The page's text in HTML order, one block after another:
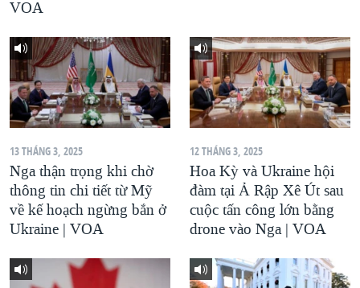
VOA
13 THÁNG 3, 2025
Nga thận trọng khi chờ
thông tin chi tiết từ Mỹ
về kế hoạch ngừng bắn ở
Ukraine | VOA
12 THÁNG 3, 2025
Hoa Kỳ và Ukraine hội
đàm tại Ả Rập Xê Út sau
cuộc tấn công lớn bằng
drone vào Nga | VOA